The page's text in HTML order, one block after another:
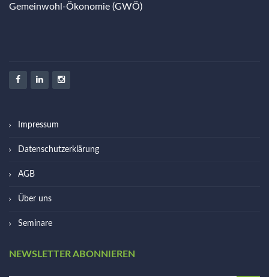
Gemeinwohl-Ökonomie (GWÖ)
Impressum
Datenschutzerklärung
AGB
Über uns
Seminare
NEWSLETTER ABONNIEREN